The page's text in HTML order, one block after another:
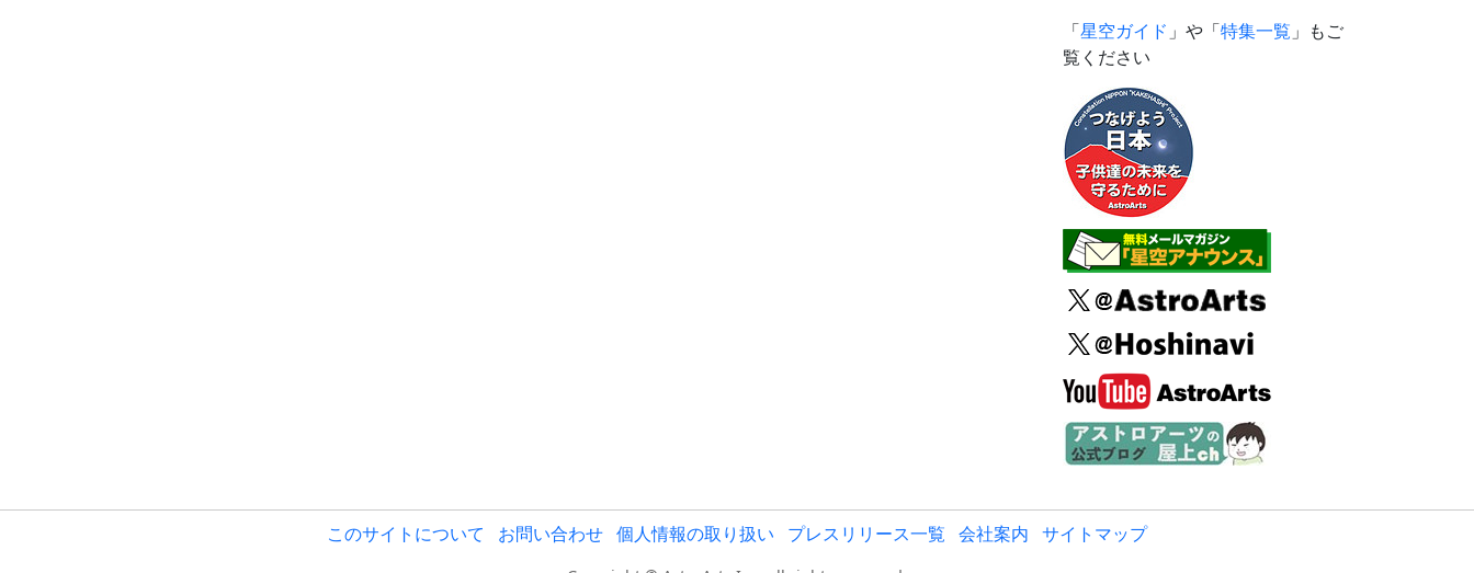
「星空ガイド 」や「特集一覧 」もご
覧ください
このサイトについて お問い合わせ 個人情報の取り扱い プレスリリース一覧 会社案内 サイトマップ